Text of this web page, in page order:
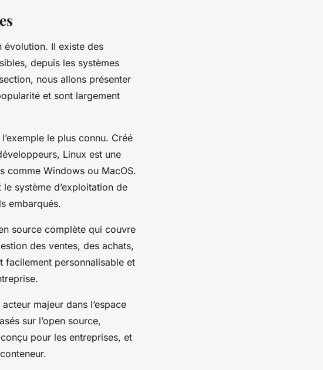
évolution. Il existe des
depuis les systèmes
nous allons présenter
et sont largement
le plus connu. Créé
Linux est une
comme Windows ou MacOS.
système d’exploitation de
embarqués.
source complète qui couvre
des ventes, des achats,
facilement personnalisable et
majeur dans l’espace
sur l’open source,
pour les entreprises, et